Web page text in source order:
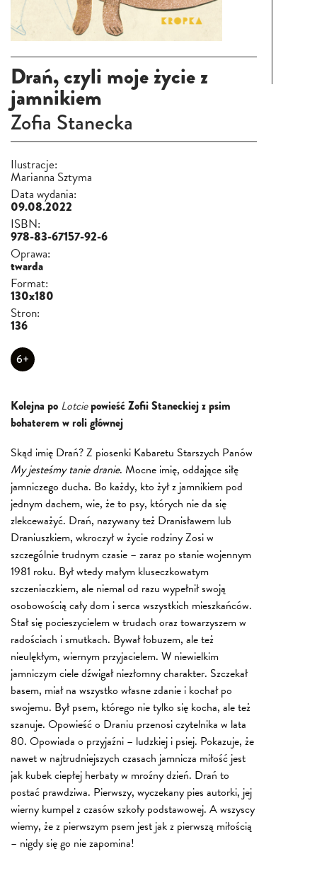
Drań, czyli moje życie z
jamnikiem
Zofia Stanecka
Ilustracje:
Marianna Sztyma
Data wydania:
09.08.2022
ISBN:
978-83-67157-92-6
Oprawa:
twarda
Format:
130x180
Stron:
136
6+
Kolejna po Lotciepowieść Zofii Staneckiej z psim
bohaterem w roli głównej
Skąd imię Drań? Z piosenki Kabaretu Starszych Panów
My jesteśmy tanie dranie. Mocne imię, oddające siłę
jamniczego ducha. Bo każdy, kto żył z jamnikiem pod
jednym dachem, wie, że to psy, których nie da się
zlekceważyć. Drań, nazywany też Dranisławem lub
Draniuszkiem, wkroczył w życie rodziny Zosi w
szczególnie trudnym czasie – zaraz po stanie wojennym
1981 roku. Był wtedy małym kluseczkowatym
szczeniaczkiem, ale niemal od razu wypełnił swoją
osobowością cały dom i serca wszystkich mieszkańców.
Stał się pocieszycielem w trudach oraz towarzyszem w
radościach i smutkach. Bywał łobuzem, ale też
nieulękłym, wiernym przyjacielem. W niewielkim
jamniczym ciele dźwigał niezłomny charakter. Szczekał
basem, miał na wszystko własne zdanie i kochał po
swojemu. Był psem, którego nie tylko się kocha, ale też
szanuje. Opowieść o Draniu przenosi czytelnika w lata
80. Opowiada o przyjaźni – ludzkiej i psiej. Pokazuje, że
nawet w najtrudniejszych czasach jamnicza miłość jest
jak kubek ciepłej herbaty w mroźny dzień. Drań to
postać prawdziwa. Pierwszy, wyczekany pies autorki, jej
wierny kumpel z czasów szkoły podstawowej. A wszyscy
wiemy, że z pierwszym psem jest jak z pierwszą miłością
– nigdy się go nie zapomina!